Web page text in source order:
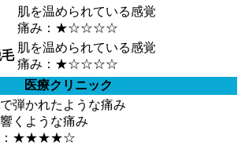
肌を温められている感覚
痛み：★☆☆☆☆
肌を温められている感覚
痛み：★☆☆☆☆
医療クリニック
弾かれたような痛み
くような痛み
：★★★★☆